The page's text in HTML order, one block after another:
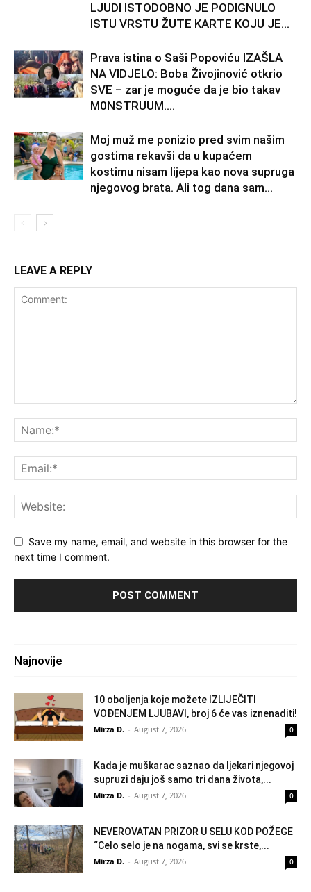
LJUDI ISTODOBNO JE PODIGNULO
ISTU VRSTU ŽUTE KARTE KOJU JE...
Prava istina o Saši Popoviću IZAŠLA
NA VIDJELO: Boba Živojinović otkrio
SVE – zar je moguće da je bio takav
M0NSTRUUM….
Moj muž me ponizio pred svim našim
gostima rekavši da u kupaćem
kostimu nisam lijepa kao nova supruga
njegovog brata. Ali tog dana sam...
LEAVE A REPLY
Save my name, email, and website in this browser for the
next time I comment.
Najnovije
10 oboljenja koje možete IZLIJEČITI
VOĐENJEM LJUBAVI, broj 6 će vas iznenaditi!
Mirza D. - August 7, 2026 0
Kada je muškarac saznao da ljekari njegovoj
supruzi daju još samo tri dana života,...
Mirza D. - August 7, 2026 0
NEVEROVATAN PRIZOR U SELU KOD POŽEGE
“Celo selo je na nogama, svi se krste,...
Mirza D. - August 7, 2026 0